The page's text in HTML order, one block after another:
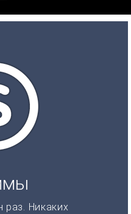
раз. Никаких